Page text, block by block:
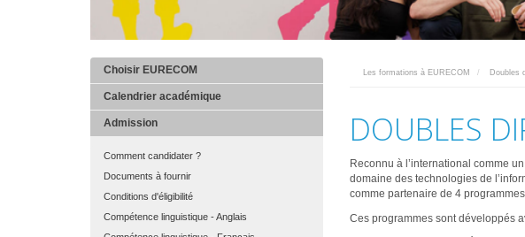
MAIN
MENU
FINAL
Choisir EURECOM
Calendrier académique
Admission
Comment candidater ?
Documents à fournir
Conditions d'éligibilité
Compétence linguistique - Anglais
Les formations à EURECOM Doubles
DOUBLES
Reconnu à l’international comme
domaine des technologies de
comme partenaire de 4
Ces programmes sont développés